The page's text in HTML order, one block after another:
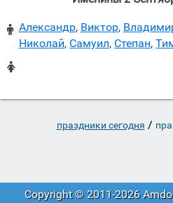
Преображенского и
она была распущена, а вновь
Отечественной войны.
Сталина получили
 Александр, Виктор,
Николай, Самуил, Степан,

праздники сегодня /
Copyright © 2011-2026